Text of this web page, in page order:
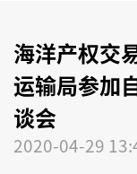
海洋产权交
运输局参加
谈会
2020-04-29